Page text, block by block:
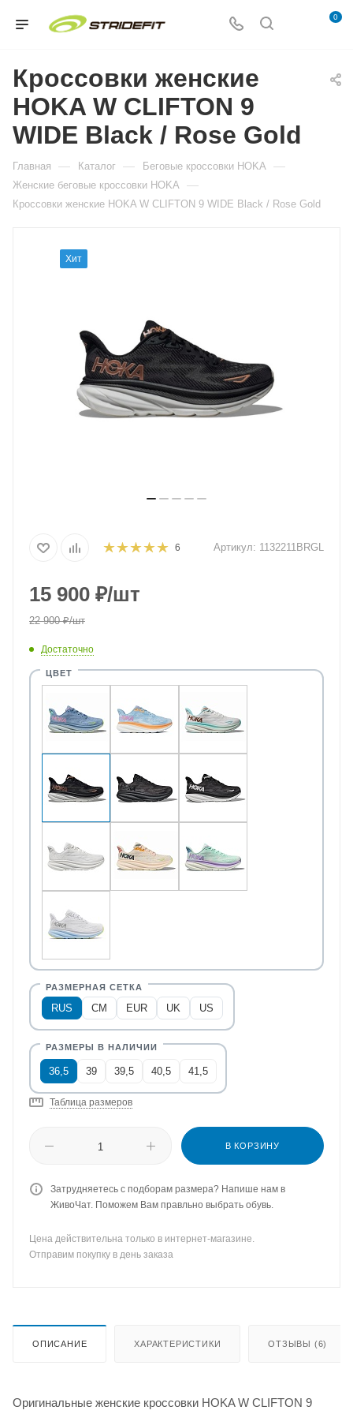
0
Кроссовки женские
HOKA W CLIFTON 9
WIDE Black / Rose Gold
Главная — Каталог — Беговые кроссовки HOKA —
Женские беговые кроссовки HOKA —
Кроссовки женские HOKA W CLIFTON 9 WIDE Black / Rose Gold
Хит
6 Артикул: 1132211BRGL
15 900 ₽/шт
22 900₽/шт
Достаточно
RUS CM EUR UK US
36,5 39 39,5 40,5 41,5
Таблица размеров
В КОРЗИНУ
Затрудняетесь с подборам размера? Напише нам в
ЖивоЧат. Поможем Вам правльно выбрать обувь.
Цена действительна только в интернет-магазине.
Отправим покупку в день заказа
ОПИСАНИЕ ХАРАКТЕРИСТИКИ ОТЗЫВЫ (6)
Оригинальные женские кроссовки HOKA W CLIFTON 9